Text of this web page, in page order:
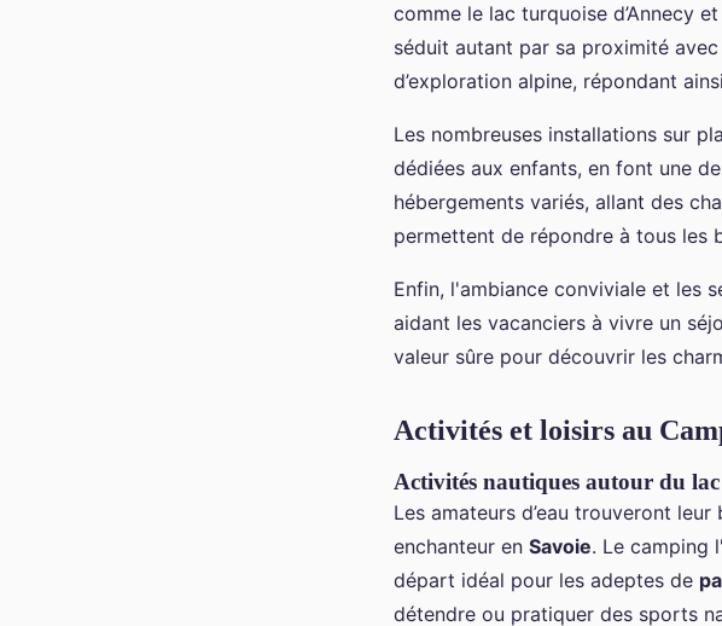
comme le lac turquoise d’Annecy
séduit autant par sa proximité
d’exploration alpine, répondant
Les nombreuses installations sur
dédiées aux enfants, en font une
hébergements variés, allant des
permettent de répondre à tous les
Enfin, l'ambiance conviviale et les
aidant les vacanciers à vivre un
valeur sûre pour découvrir les
Activités et loisirs au
Activités nautiques autour du
Les amateurs d’eau trouveront
enchanteur en Savoie. Le camping
départ idéal pour les adeptes de
détendre ou pratiquer des sports